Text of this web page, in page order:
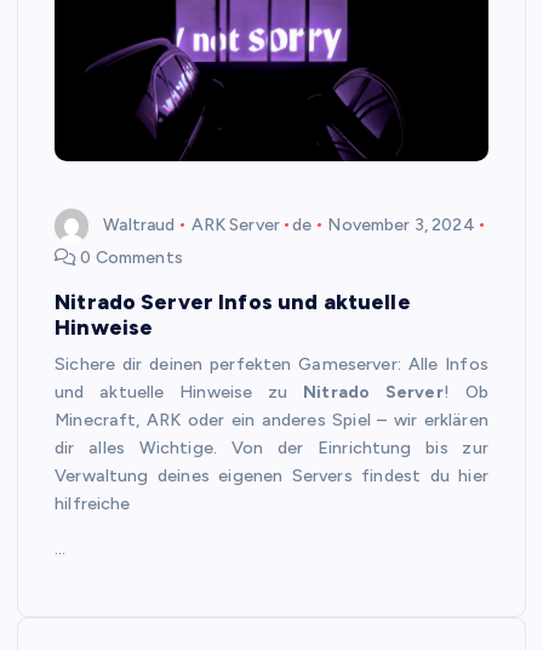
Waltraud ARK Server de
November 3, 2024
0 Comments
Nitrado Server Infos und aktuelle
Hinweise
Sichere dir deinen perfekten Gameserver: Alle Infos
und aktuelle Hinweise zu Nitrado Server! Ob
Minecraft, ARK oder ein anderes Spiel – wir erklären
dir alles Wichtige. Von der Einrichtung bis zur
Verwaltung deines eigenen Servers findest du hier
hilfreiche
…